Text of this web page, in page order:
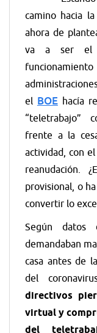
camino hacia
ahora de
va a ser el
el BOEhacía
“teletrabajo”
frente a la
actividad, con
reanudación.
provisional, o
convertir lo
Según datos
demandaban
casa antes de
del
directivos
virtual y
del